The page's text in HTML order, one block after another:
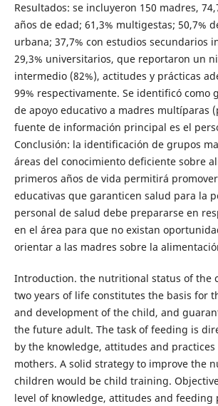
Resultados: se incluyeron 150 madres,
años de edad; 61,3% multigestas; 50,7%
urbana; 37,7% con estudios secundarios
29,3% universitarios, que reportaron un
intermedio (82%), actitudes y prácticas
99% respectivamente. Se identificó como
de apoyo educativo a madres multíparas
fuente de información principal es el
Conclusión: la identificación de grupos
áreas del conocimiento deficiente sobre
primeros años de vida permitirá
educativas que garanticen salud para la
personal de salud debe prepararse en
en el área para que no existan
orientar a las madres sobre la
Introduction. the nutritional status of the
two years of life constitutes the basis for
and development of the child, and
the future adult. The task of feeding is
by the knowledge, attitudes and
mothers. A solid strategy to improve the
children would be child training.
level of knowledge, attitudes and feeding